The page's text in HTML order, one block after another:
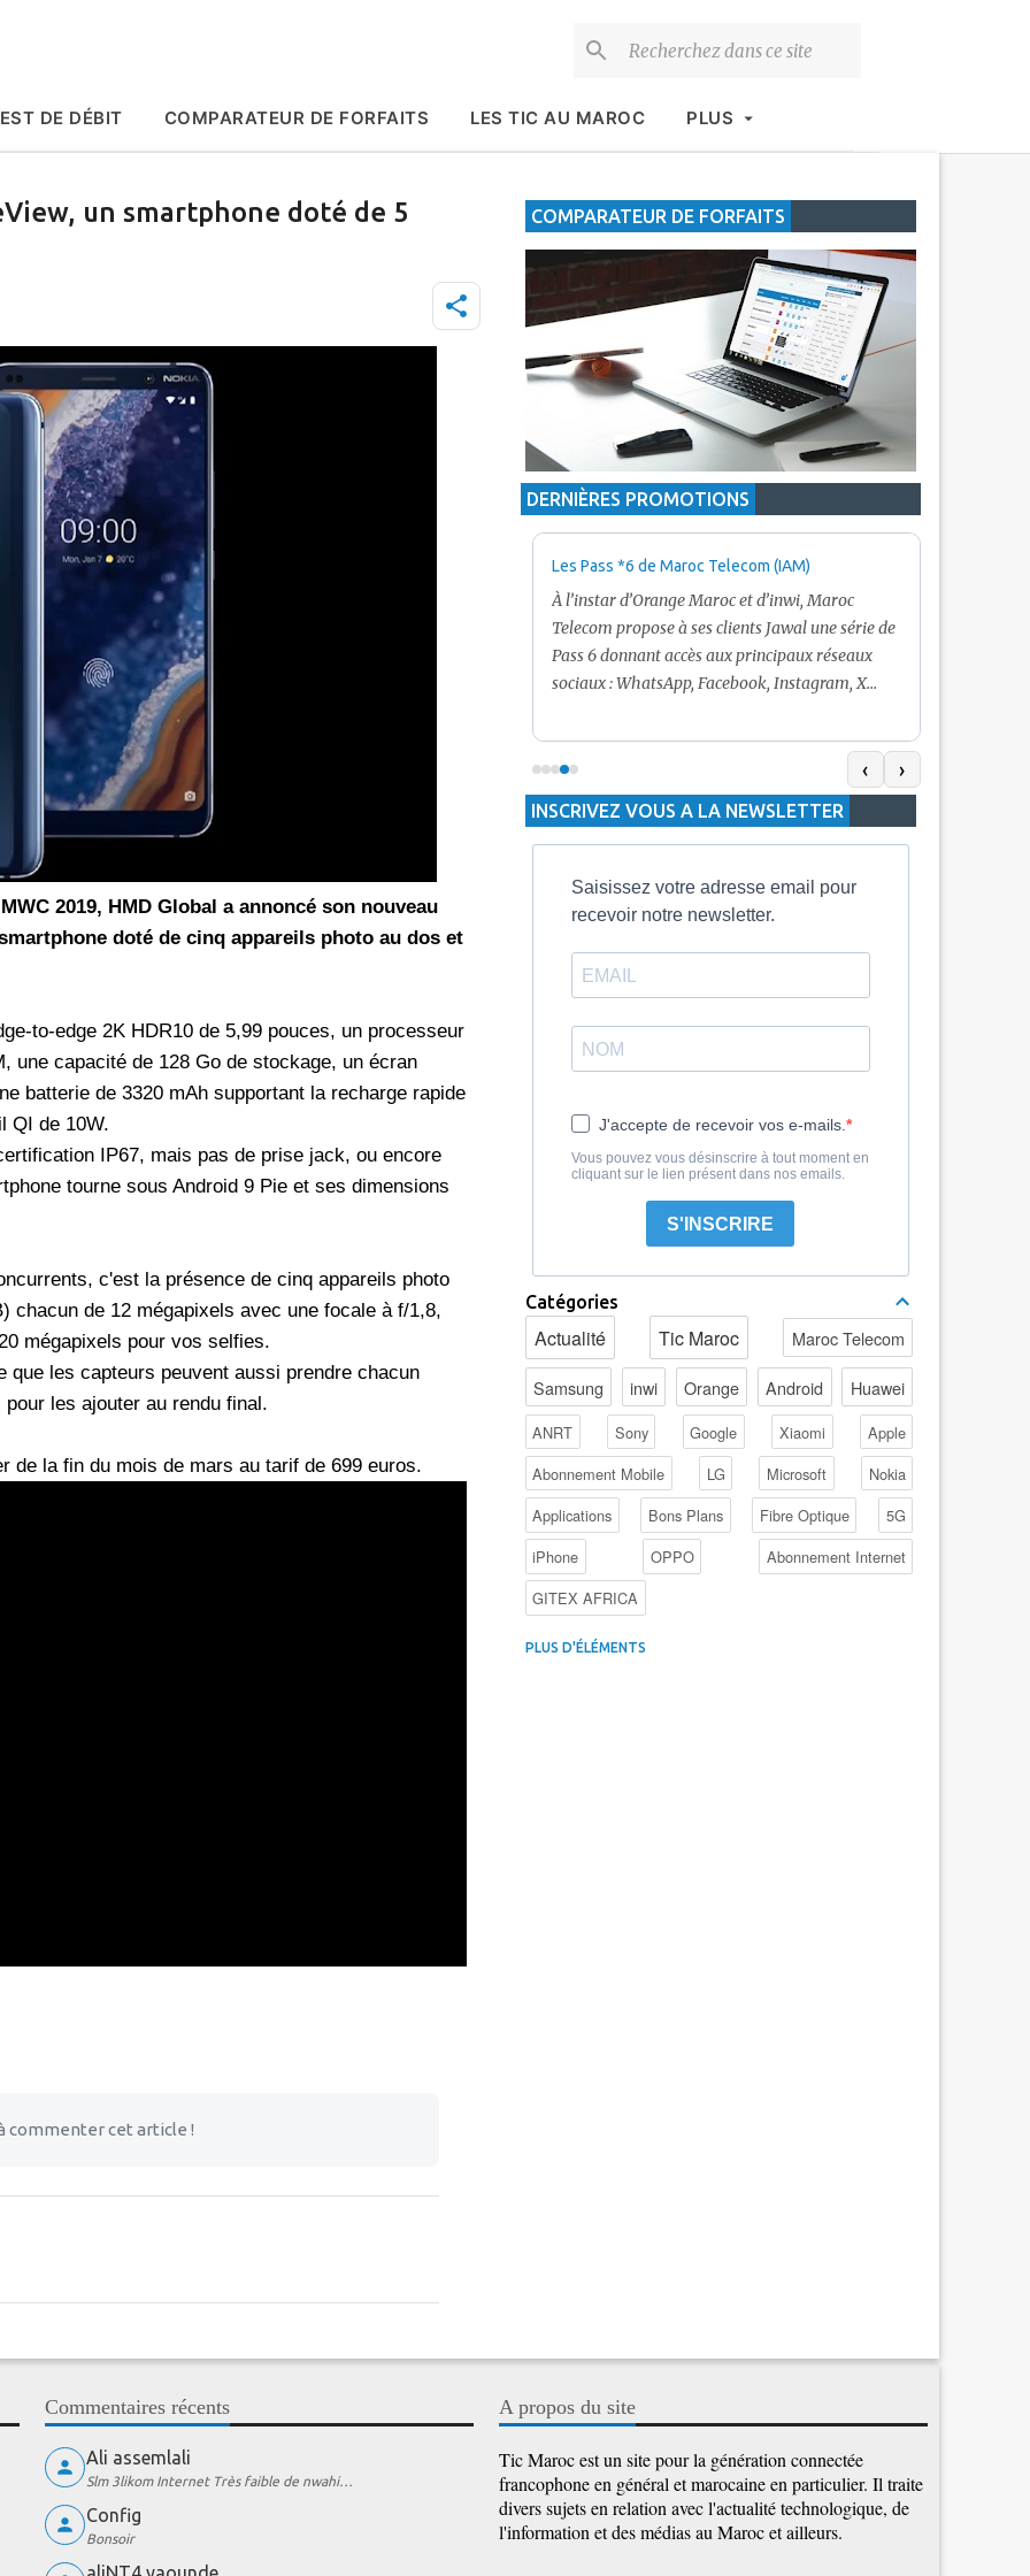
DE DÉBIT COMPARATEUR DE FORFAITS LES TIC AU MAROC PLUS
un smartphone doté de 5
2019, HMD Global a annoncé son nouveau
doté de cinq appareils photo au dos et
to-edge 2K HDR10 de 5,99 pouces, un processeur
une capacité de 128 Go de stockage, un écran
batterie de 3320 mAh supportant la recharge rapide
QI de 10W.
IP67, mais pas de prise jack, ou encore
tourne sous Android 9 Pie et ses dimensions
c'est la présence de cinq appareils photo
chacun de 12 mégapixels avec une focale à f/1,8,
mégapixels pour vos selfies.
les capteurs peuvent aussi prendre chacun
les ajouter au rendu final.
de la fin du mois de mars au tarif de 699 euros.
commenter cet article !
COMPARATEUR DE FORFAITS
DERNIÈRES PROMOTIONS
réseaux sociaux
inwi fait
accès à
Snapchat voire
offre
Promotion Orange Maroc: Recharge x25 +
Nouveau! Orange Maroc multiplie les recharges
de ses clients mobiles en prépayé par 25 et ce,
pour toute recharge de 30 Dh ou plus. De plus,
Orange offre, suite à n'importe quelle recharge,
un volume d'internet variant selon le montant de
ladite recharge. La durée de validité du volume
d'internet est de 7 jours alors que celle du solde
Les Pass *6 de Maroc Telecom (IAM)
À l’instar d’Orange Maroc et d’inwi, Maroc
Telecom propose à ses clients Jawal une série de
Pass 6 donnant accès aux principaux réseaux
sociaux : WhatsApp, Facebook, Instagram, X
5 Dh inclut 100 Mo, le Pass 10 Dh offre 400 Mo,
tandis que les formules à 20 Dh et 30 Dh
proposent respectivement 1 Go et 2 Go. Les
durées de validité sont de 3 jours pour
‹ ›
INSCRIVEZ VOUS A LA NEWSLETTER
Saisissez votre adresse email pour
recevoir notre newsletter.
J'accepte de recevoir vos e-mails.
Vous pouvez vous désinscrire à tout moment en
cliquant sur le lien présent dans nos emails.
S'INSCRIRE
Catégories
Actualité Tic Maroc Maroc Telecom
Samsung inwi Orange Android Huawei
ANRT Sony Google Xiaomi
Apple
Abonnement Mobile
LG Microsoft
Nokia
Applications
Bons Plans Fibre Optique
5G
iPhone
OPPO
Abonnement Internet
GITEX AFRICA
4G au Maroc
PLUS D'ÉLÉMENTS
Commentaires récents
Ali assemlali
Slm 3likom Internet Très faible de nwahi…
Config
Bonsoir
A propos du site
Tic Maroc est un site pour la génération connectée
francophone en général et marocaine en particulier. Il traite
divers sujets en relation avec l'actualité technologique, de
l'information et des médias au Maroc et ailleurs.